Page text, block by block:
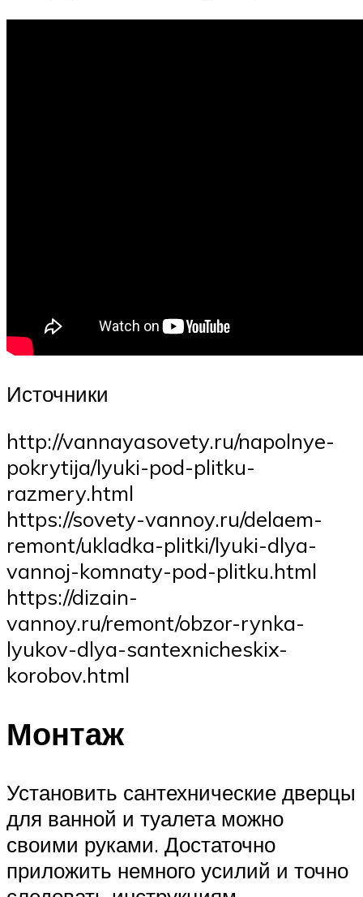
Источники
http://vannayasovety.ru/napolnye-
pokrytija/lyuki-pod-plitku-
razmery.html
https://sovety-vannoy.ru/delaem-
remont/ukladka-plitki/lyuki-dlya-
vannoj-komnaty-pod-plitku.html
https://dizain-
vannoy.ru/remont/obzor-rynka-
lyukov-dlya-santexnicheskix-
korobov.html
Монтаж
Установить сантехнические дверцы
для ванной и туалета можно
своими руками. Достаточно
приложить немного усилий и точно